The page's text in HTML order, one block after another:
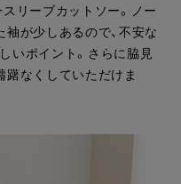
リーブカットソー。ノー
が少しあるので、不安な
いポイント。さらに脇見
躇なくしていただけま